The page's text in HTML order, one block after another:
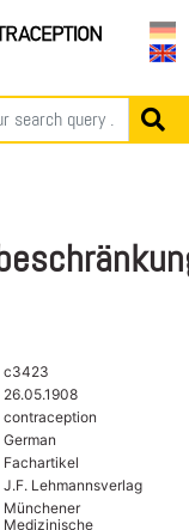
c3423
26.05.1908
contraception
German
Fachartikel
J.F. Lehmannsverlag
Münchener
Medizinische